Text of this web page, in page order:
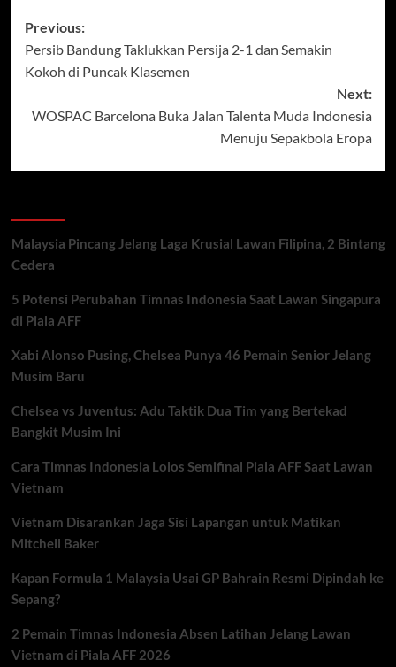
Post
navigation
Previous:
Persib Bandung Taklukkan Persija 2-1 dan Semakin
Kokoh di Puncak Klasemen
Next:
WOSPAC Barcelona Buka Jalan Talenta Muda Indonesia
Menuju Sepakbola Eropa
Malaysia Pincang Jelang Laga Krusial Lawan Filipina, 2 Bintang
Cedera
5 Potensi Perubahan Timnas Indonesia Saat Lawan Singapura
di Piala AFF
Xabi Alonso Pusing, Chelsea Punya 46 Pemain Senior Jelang
Musim Baru
Chelsea vs Juventus: Adu Taktik Dua Tim yang Bertekad
Bangkit Musim Ini
Cara Timnas Indonesia Lolos Semifinal Piala AFF Saat Lawan
Vietnam
Vietnam Disarankan Jaga Sisi Lapangan untuk Matikan
Mitchell Baker
Kapan Formula 1 Malaysia Usai GP Bahrain Resmi Dipindah ke
Sepang?
2 Pemain Timnas Indonesia Absen Latihan Jelang Lawan
Vietnam di Piala AFF 2026